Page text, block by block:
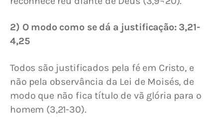
2) O modo como se dá a justificação: 3,21-
4,25
Todos são justificados pela fé em Cristo, e
não pela observância da Lei de Moisés, de
modo que não fica título de vã glória para o
homem (3,21-30).